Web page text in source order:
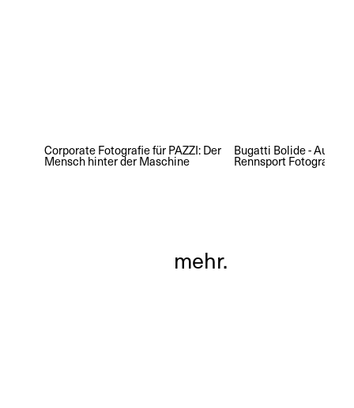
Corporate Fotografie für PAZZI: Der
Mensch hinter der Maschine
Bugatti Bolide -
Rennsport Fotografie
mehr.